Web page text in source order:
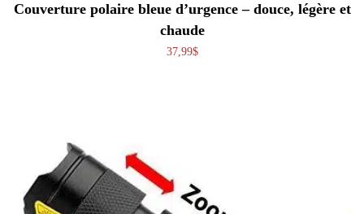
Couverture polaire bleue d’urgence – douce, légère et
chaude
37,99$